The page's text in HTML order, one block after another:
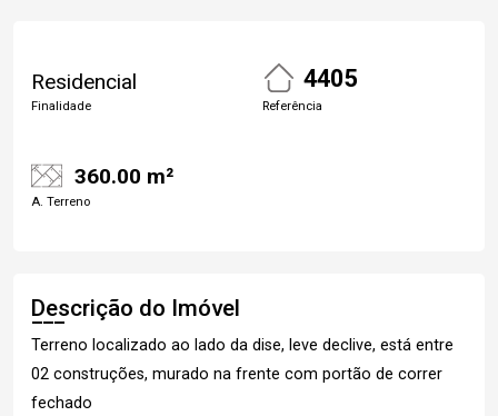
Residencial
Finalidade
4405
Referência
360.00 m²
A. Terreno
Descrição do Imóvel
Terreno localizado ao lado da dise, leve declive, está entre
02 construções, murado na frente com portão de correr
fechado